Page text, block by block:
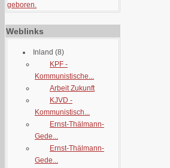
geboren.
Weblinks
Inland (8)
KPF -
Kommunistische...
Arbeit Zukunft
KJVD -
Kommunistisch...
Ernst-Thälmann-
Gede...
Ernst-Thälmann-
Gede...